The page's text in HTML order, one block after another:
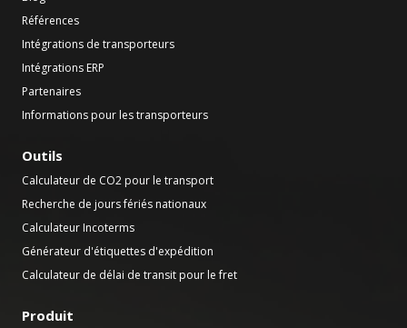
Références
Intégrations de transporteurs
Intégrations ERP
Partenaires
Informations pour les transporteurs
Outils
Calculateur de CO2 pour le transport
Recherche de jours fériés nationaux
Calculateur Incoterms
Générateur d'étiquettes d'expédition
Calculateur de délai de transit pour le fret
Produit